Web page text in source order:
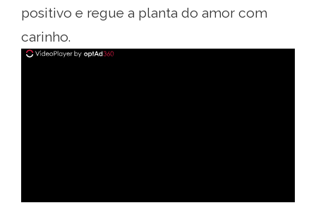
positivo e regue a planta do amor com
carinho.